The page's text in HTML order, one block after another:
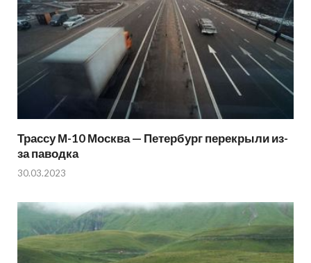
Трассу М-10 Москва — Петербург перекрыли из-
за паводка
30.03.2023